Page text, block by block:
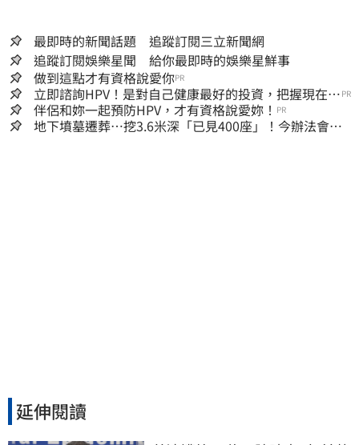
最即時的新聞話題 追蹤訂閱三立新聞網
追蹤訂閱娛樂星聞 給你最即時的娛樂星鮮事
做到這點才有資格說愛你PR
立即諮詢HPV！是對自己健康最好的投資，把握現在不
嫌晚！
PR
伴侶和妳一起預防HPV，才有資格說愛妳！ PR
地下墳墓遷葬…挖3.6米深「已見400座」！今辦法會安
延伸閱讀